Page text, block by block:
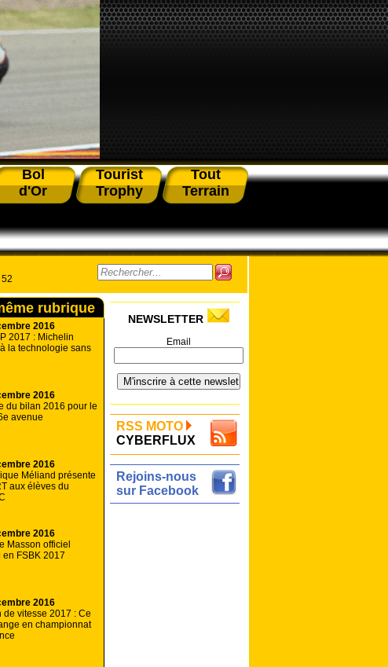
Bol
d'Or
Tourist
Trophy
Tout
Terrain
52
rubrique
2016
2017 : Michelin
la technologie sans
2016
du bilan 2016 pour le
avenue
2016
Méliand présente
aux élèves du
2016
Masson officiel
en FSBK 2017
2016
de vitesse 2017 : Ce
en championnat
NEWSLETTER
Email
RSS MOTO
CYBERFLUX
Rejoins-nous
sur Facebook